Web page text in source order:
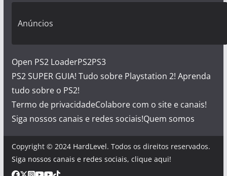
Anúncios
Open PS2 LoaderPS2PS3
PS2 SUPER GUIA! Tudo sobre Playstation 2! Aprenda
tudo sobre o PS2!
Termo de privacidadeColabore com o site e canais!
Siga nossos canais e redes sociais!Quem somos
Copyright © 2024 HardLevel. Todos os direitos reservados.
Siga nossos canais e redes sociais, clique aqui!